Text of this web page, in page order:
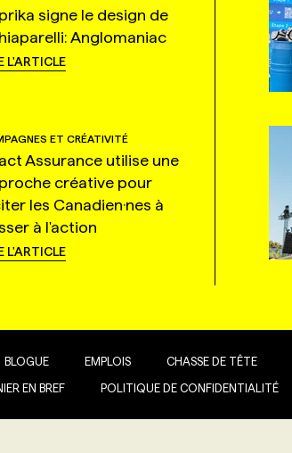
signe le design de
Anglomaniac
L'ARTICLE
ET CRÉATIVITÉ
Assurance utilise une
créative pour
les Canadien·nes à
à l'action
L'ARTICLE
BLOGUE EMPLOIS CHASSE DE TÊTE
EN BREF POLITIQUE DE CONFIDENTIALITÉ